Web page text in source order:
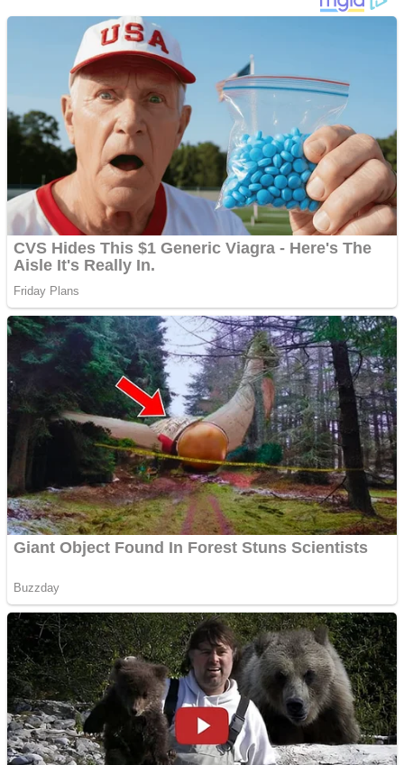
Ofera def între special
Vând domeniu+website
de publicitate de tip
Adsense
Pastorul Liviu Radu a
trecut la Domnul
Anchetă incendiară la
Gherla, polițist acuzat de
Covid-19: 755 de cazuri
noi în România
Răcitor de apă CW5000
pentru freze cu laser fără
metale